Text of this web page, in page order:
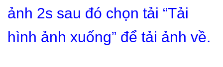
ảnh 2s sau đó chọn tải “Tải
hình ảnh xuống” để tải ảnh về.